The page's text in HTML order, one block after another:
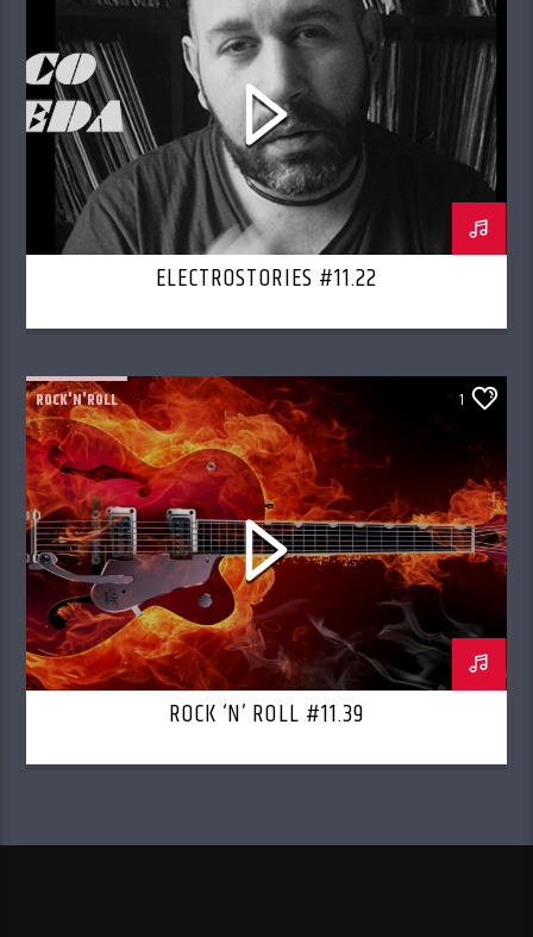
ELECTROSTORIES #11.22
ROCK'N'ROLL 1
ROCK ‘N’ ROLL #11.39